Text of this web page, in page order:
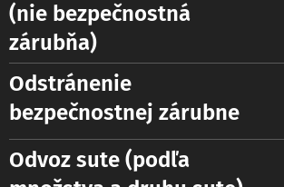
(nie bezpečnostná
zárubňa)
Odstránenie
bezpečnostnej zárubne
Odvoz sute (podľa